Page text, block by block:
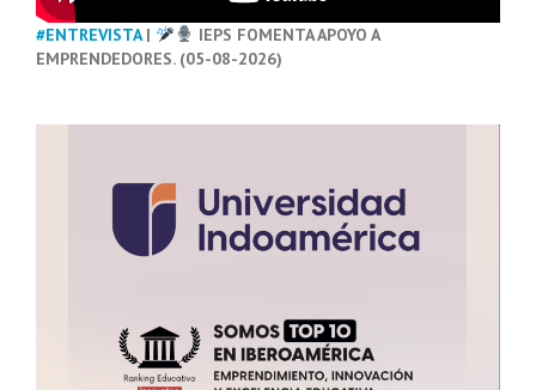
#ENTREVISTA|
IEPS FOMENTA APOYO A
EMPRENDEDORES. (05-08-2026)